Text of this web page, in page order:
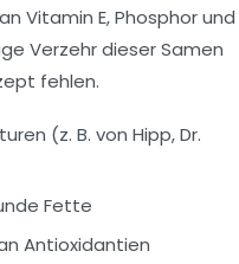
Vitamin E, Phosphor und
Verzehr dieser Samen
fehlen.
(z. B. von Hipp, Dr.
Fette
Antioxidantien